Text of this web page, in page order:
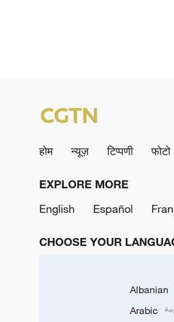
होम न्यूज़ टिप्पणी फोटो
EXPLORE MORE
English
Español
CHOOSE YOUR
Albanian
Arabic